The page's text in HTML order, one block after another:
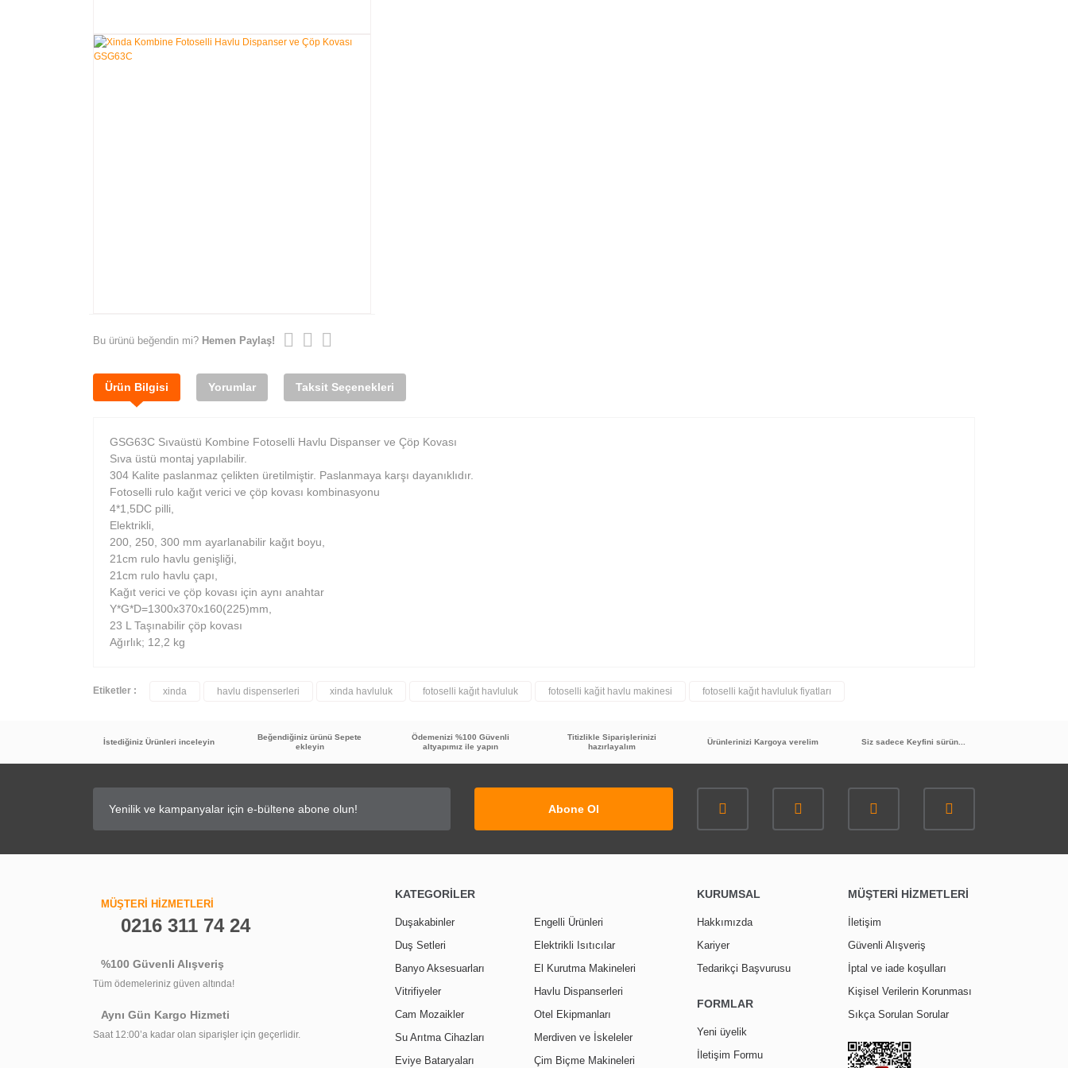
Bu ürünü beğendin mi? Hemen Paylaş!
Ürün Bilgisi Yorumlar Taksit Seçenekleri
GSG63C Sıvaüstü Kombine Fotoselli Havlu Dispanser ve Çöp Kovası
Sıva üstü montaj yapılabilir.
304 Kalite paslanmaz çelikten üretilmiştir. Paslanmaya karşı dayanıklıdır.
Fotoselli rulo kağıt verici ve çöp kovası kombinasyonu
4*1,5DC pilli,
Elektrikli,
200, 250, 300 mm ayarlanabilir kağıt boyu,
21cm rulo havlu genişliği,
21cm rulo havlu çapı,
Kağıt verici ve çöp kovası için aynı anahtar
Y*G*D=1300x370x160(225)mm,
23 L Taşınabilir çöp kovası
Ağırlık; 12,2 kg
Yorum Yaz
Etiketler : xinda havlu dispenserleri xinda havluluk fotoselli kağıt havluluk fotoselli kağit havlu makinesi fotoselli kağıt havluluk fiyatları
İstediğiniz Ürünleri inceleyin
Beğendiğiniz ürünü Sepete
ekleyin
Ödemenizi %100 Güvenli
altyapımız ile yapın
Titizlikle Siparişlerinizi
hazırlayalım
Ürünlerinizi Kargoya verelim Siz sadece Keyfini sürün...
Abone Ol
MÜŞTERİ HİZMETLERİ
0216 311 74 24
%100 Güvenli Alışveriş
Tüm ödemeleriniz güven altında!
Aynı Gün Kargo Hizmeti
Saat 12:00’a kadar olan siparişler için geçerlidir.
KATEGORİLER
Duşakabinler
Duş Setleri
Banyo Aksesuarları
Vitrifiyeler
Cam Mozaikler
Su Arıtma Cihazları
Eviye Bataryaları
Engelli Ürünleri
Elektrikli Isıtıcılar
El Kurutma Makineleri
Havlu Dispanserleri
Otel Ekipmanları
Merdiven ve İskeleler
Çim Biçme Makineleri
KURUMSAL
Hakkımızda
Kariyer
Tedarikçi Başvurusu
FORMLAR
Yeni üyelik
İletişim Formu
MÜŞTERİ HİZMETLERİ
İletişim
Güvenli Alışveriş
İptal ve iade koşulları
Kişisel Verilerin Korunması
Sıkça Sorulan Sorular